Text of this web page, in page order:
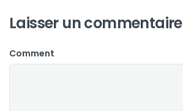
Laisser un commentaire
Comment